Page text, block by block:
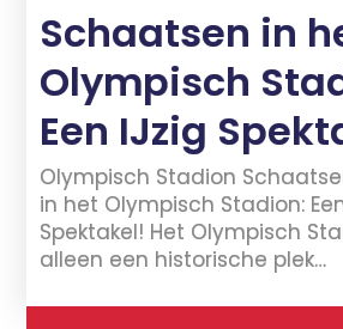
Schaatsen in
Olympisch
Een IJzig
Olympisch Stadion
in het Olympisch Stadion:
Spektakel! Het Olympisch
alleen een historische plek…